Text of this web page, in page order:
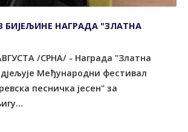
БИЈЕЉИНЕ НАГРАДА "ЗЛАТНА
/СРНА/ - Награда "Златна
Међународни фестивал
песничка јесен" за